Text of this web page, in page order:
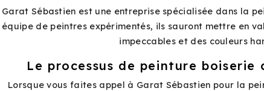
Garat Sébastien est une entreprise spécialisée dans la
équipe de peintres expérimentés, ils sauront mettre en
impeccables et des couleurs
Le processus de peinture boiserie
Lorsque vous faites appel à Garat Sébastien pour la